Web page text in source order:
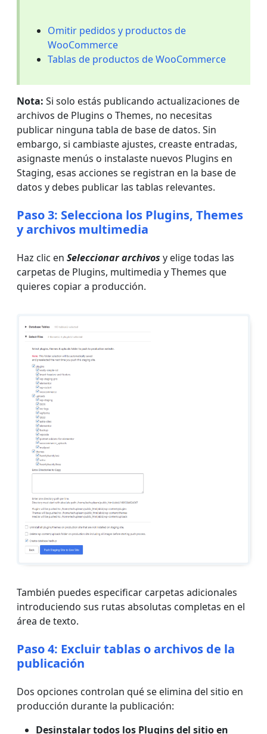
Omitir pedidos y productos de
WooCommerce
Tablas de productos de WooCommerce
Nota: Si solo estás publicando actualizaciones de
archivos de Plugins o Themes, no necesitas
publicar ninguna tabla de base de datos. Sin
embargo, si cambiaste ajustes, creaste entradas,
asignaste menús o instalaste nuevos Plugins en
Staging, esas acciones se registran en la base de
datos y debes publicar las tablas relevantes.
Paso 3: Selecciona los Plugins, Themes
y archivos multimedia
Haz clic en Seleccionar archivos y elige todas las
carpetas de Plugins, multimedia y Themes que
quieres copiar a producción.
También puedes especificar carpetas adicionales
introduciendo sus rutas absolutas completas en el
área de texto.
Paso 4: Excluir tablas o archivos de la
publicación
Dos opciones controlan qué se elimina del sitio en
producción durante la publicación:
Desinstalar todos los Plugins del sitio en